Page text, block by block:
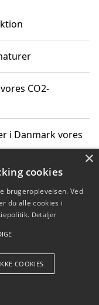
CO2-
i Danmark vores
påvirker vores
×
cookies
brugeroplevelsen. Ved
du alle cookies i
Detaljer
COOKIES